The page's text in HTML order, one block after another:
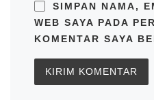
SIMPAN NAMA,
WEB SAYA PADA
KOMENTAR SAYA